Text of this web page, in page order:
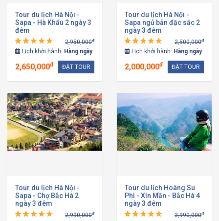
Tour du lịch Hà Nội -
Sapa - Hà Khẩu 2 ngày 3
đêm
2,950,000đ
Lịch khởi hành: Hàng ngày
2,650,000đ ĐẶT TOUR
Tour du lịch Hà Nội -
Sapa ngủ bản đặc sắc 2
ngày 3 đêm
2,500,000đ
Lịch khởi hành: Hàng ngày
2,000,000đ ĐẶT TOUR
Tour du lịch Hà Nội -
Sapa - Chợ Bắc Hà 2
ngày 3 đêm
2,990,000đ
Tour du lịch Hoàng Su
Phì - Xín Mần - Bắc Hà 4
ngày 3 đêm
3,990,000đ